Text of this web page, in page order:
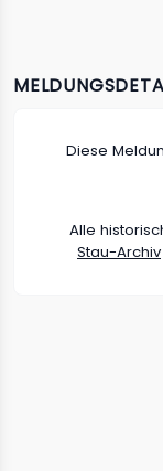
Diese
Alle
Stau-Archiv